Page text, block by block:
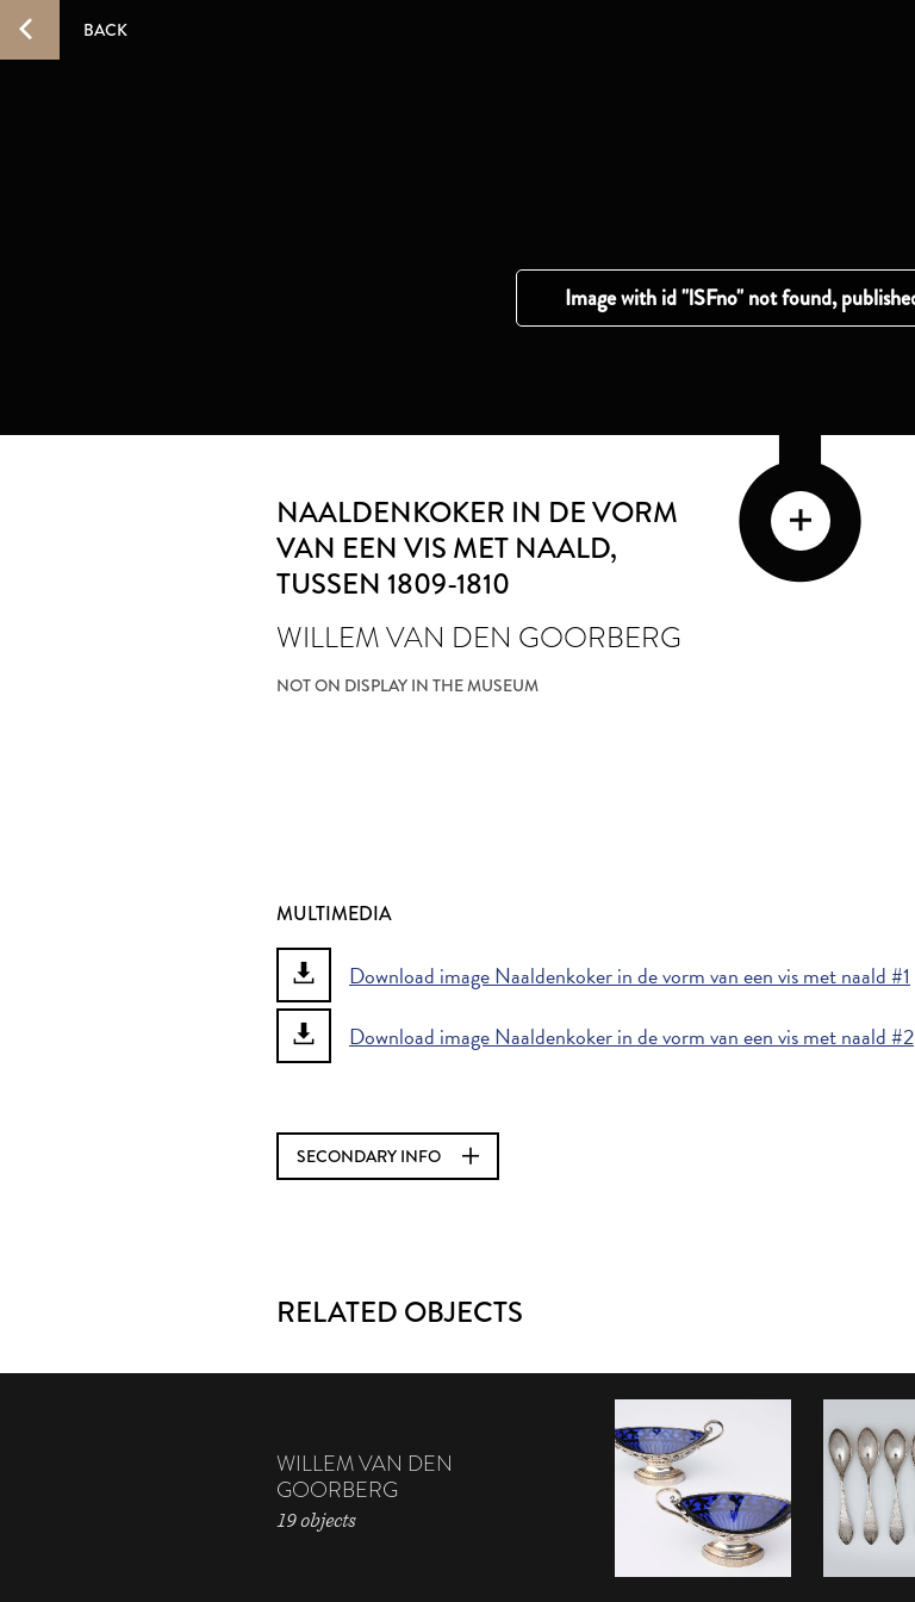
BACK
NAALDENKOKER IN DE VORM
VAN EEN VIS MET NAALD,
TUSSEN 1809-1810
WILLEM VAN DEN GOORBERG
NOT ON DISPLAY IN THE MUSEUM
MULTIMEDIA
Download image Naaldenkoker in de vorm van een vis met naald #1
Download image Naaldenkoker in de vorm van een vis met naald #2
SECONDARY INFO
RELATED OBJECTS
WILLEM VAN DEN
GOORBERG
19 objects